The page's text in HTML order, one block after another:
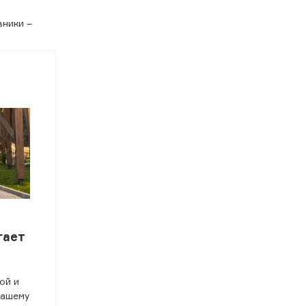
–
и